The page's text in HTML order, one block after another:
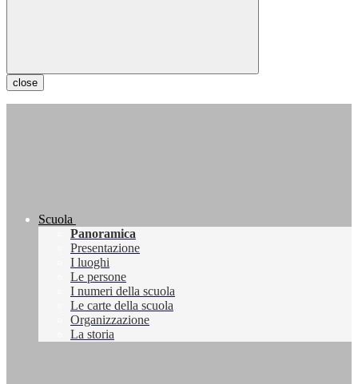
close
Scuola
Panoramica
Presentazione
I luoghi
Le persone
I numeri della scuola
Le carte della scuola
Organizzazione
La storia